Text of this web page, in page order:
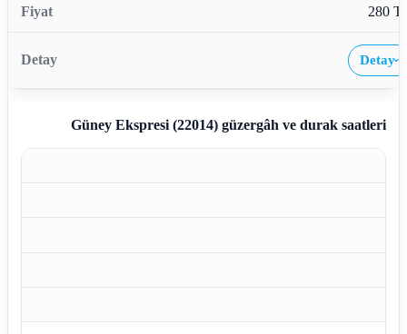
280
Detay›
Güney Ekspresi (22014)güzergâh ve durak saatleri